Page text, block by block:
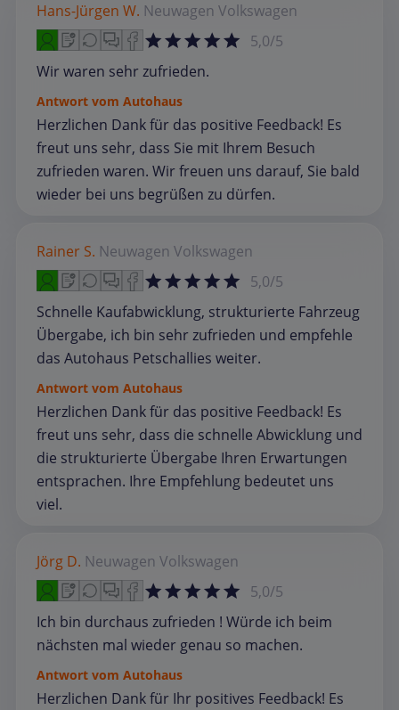
Hans-Jürgen W. Neuwagen Volkswagen
5,0/5
Wir waren sehr zufrieden.
Antwort vom Autohaus
Herzlichen Dank für das positive Feedback! Es
freut uns sehr, dass Sie mit Ihrem Besuch
zufrieden waren. Wir freuen uns darauf, Sie bald
wieder bei uns begrüßen zu dürfen.
Rainer S. Neuwagen Volkswagen
5,0/5
Schnelle Kaufabwicklung, strukturierte Fahrzeug
Übergabe, ich bin sehr zufrieden und empfehle
das Autohaus Petschallies weiter.
Antwort vom Autohaus
Herzlichen Dank für das positive Feedback! Es
freut uns sehr, dass die schnelle Abwicklung und
die strukturierte Übergabe Ihren Erwartungen
entsprachen. Ihre Empfehlung bedeutet uns
viel.
Jörg D. Neuwagen Volkswagen
5,0/5
Ich bin durchaus zufrieden ! Würde ich beim
nächsten mal wieder genau so machen.
Antwort vom Autohaus
Herzlichen Dank für Ihr positives Feedback! Es